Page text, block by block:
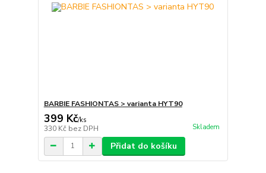
BARBIE FASHIONTAS > varianta HYT90
399 Kč/ks
330 Kč bez DPH Skladem
Přidat do košíku